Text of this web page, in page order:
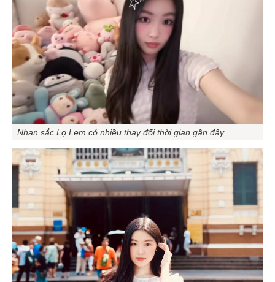
Nhan sắc Lọ Lem có nhiều thay đổi thời gian gần đây